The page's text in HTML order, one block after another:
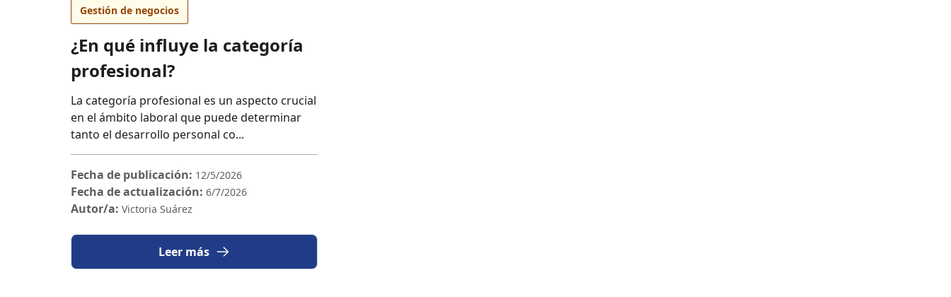
Gestión de negocios
¿En qué influye la categoría
profesional?
La categoría profesional es un aspecto crucial
en el ámbito laboral que puede determinar
tanto el desarrollo personal co...
Fecha de publicación: 12/5/2026
Fecha de actualización: 6/7/2026
Autor/a: Victoria Suárez
Leer más